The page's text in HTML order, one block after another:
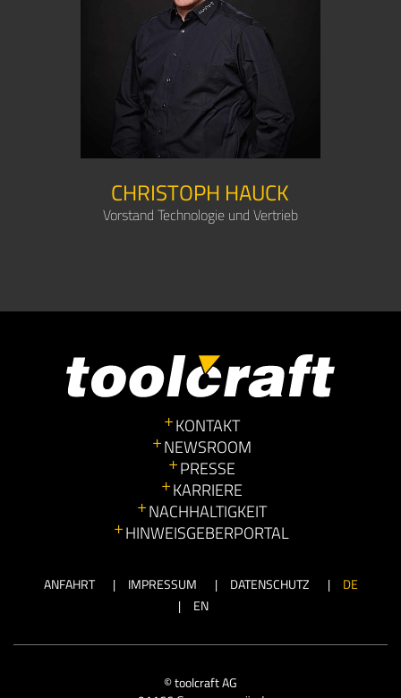
CHRISTOPH HAUCK
Vorstand Technologie und Vertrieb
KONTAKT
NEWSROOM
PRESSE
KARRIERE
NACHHALTIGKEIT
HINWEISGEBERPORTAL
ANFAHRT IMPRESSUM DATENSCHUTZ
DE
EN
© toolcraft AG